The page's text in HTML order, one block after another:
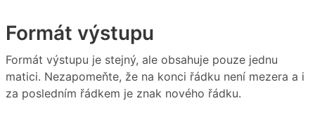
Formát výstupu
Formát výstupu je stejný, ale obsahuje pouze jednu
matici. Nezapomeňte, že na konci řádku není mezera a i
za posledním řádkem je znak nového řádku.